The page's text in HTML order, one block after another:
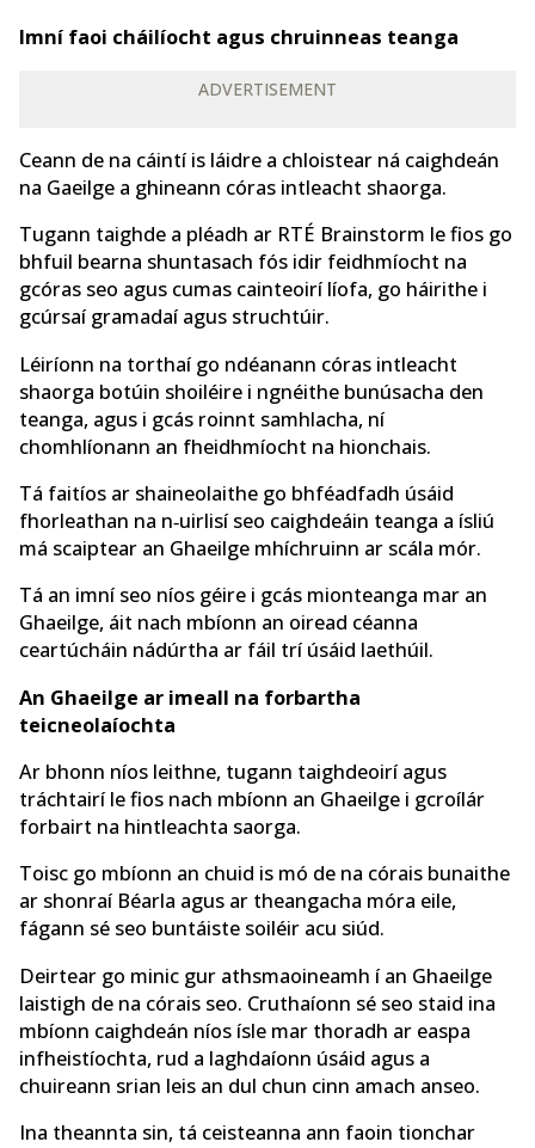
Imní faoi cháilíocht agus chruinneas teanga
ADVERTISEMENT
Ceann de na cáintí is láidre a chloistear ná caighdeán
na Gaeilge a ghineann córas intleacht shaorga.
Tugann taighde a pléadh ar RTÉ Brainstorm le fios go
bhfuil bearna shuntasach fós idir feidhmíocht na
gcóras seo agus cumas cainteoirí líofa, go háirithe i
gcúrsaí gramadaí agus struchtúir.
Léiríonn na torthaí go ndéanann córas intleacht
shaorga botúin shoiléire i ngnéithe bunúsacha den
teanga, agus i gcás roinnt samhlacha, ní
chomhlíonann an fheidhmíocht na hionchais.
Tá faitíos ar shaineolaithe go bhféadfadh úsáid
fhorleathan na n‑uirlisí seo caighdeáin teanga a ísliú
má scaiptear an Ghaeilge mhíchruinn ar scála mór.
Tá an imní seo níos géire i gcás mionteanga mar an
Ghaeilge, áit nach mbíonn an oiread céanna
ceartúcháin nádúrtha ar fáil trí úsáid laethúil.
An Ghaeilge ar imeall na forbartha
teicneolaíochta
Ar bhonn níos leithne, tugann taighdeoirí agus
tráchtairí le fios nach mbíonn an Ghaeilge i gcroílár
forbairt na hintleachta saorga.
Toisc go mbíonn an chuid is mó de na córais bunaithe
ar shonraí Béarla agus ar theangacha móra eile,
fágann sé seo buntáiste soiléir acu siúd.
Deirtear go minic gur athsmaoineamh í an Ghaeilge
laistigh de na córais seo. Cruthaíonn sé seo staid ina
mbíonn caighdeán níos ísle mar thoradh ar easpa
infheistíochta, rud a laghdaíonn úsáid agus a
chuireann srian leis an dul chun cinn amach anseo.
Ina theannta sin, tá ceisteanna ann faoin tionchar